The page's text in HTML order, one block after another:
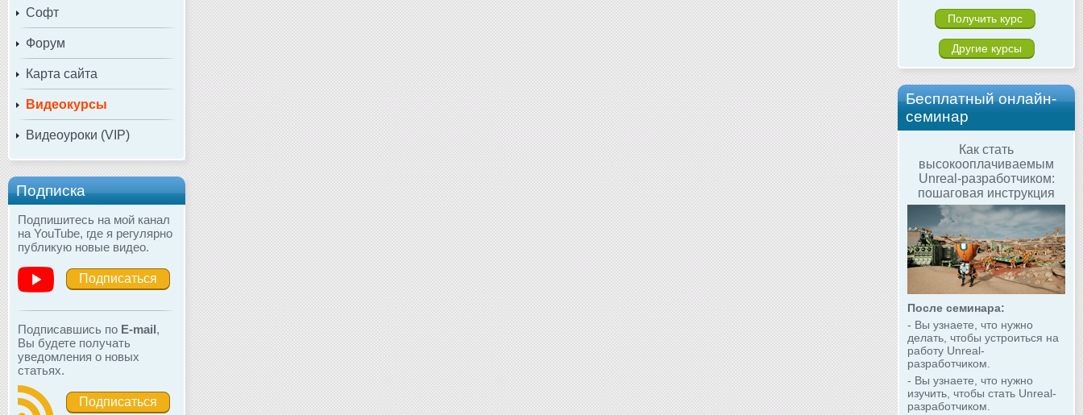
Софт
Форум
Карта сайта
Видеокурсы
Видеоуроки (VIP)
Подписка
Подпишитесь на мой канал
на YouTube, где я регулярно
публикую новые видео.
Подписаться
Подписавшись по E-mail,
Вы будете получать
уведомления о новых
статьях.
Подписаться
Другие курсы
Бесплатный онлайн-
семинар
Как стать
высокооплачиваемым
Unreal-разработчиком:
пошаговая инструкция
После семинара:
- Вы узнаете, что нужно
делать, чтобы устроиться на
работу Unreal-
разработчиком.
- Вы узнаете, что нужно
изучить, чтобы стать Unreal-
разработчиком.